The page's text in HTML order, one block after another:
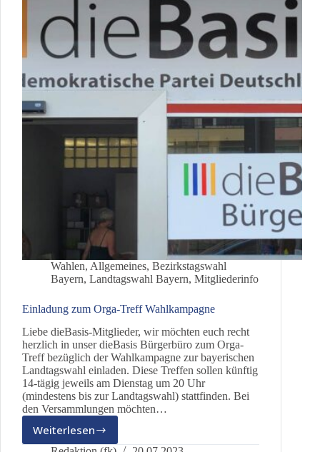
München-
Fürstenried
Wahlen, Allgemeines, Bezirkstagswahl
Bayern, Landtagswahl Bayern, Mitgliederinfo
Einladung zum Orga-Treff Wahlkampagne
Liebe dieBasis-Mitglieder, wir möchten euch recht
herzlich in unser dieBasis Bürgerbüro zum Orga-
Treff bezüglich der Wahlkampagne zur bayerischen
Landtagswahl einladen. Diese Treffen sollen künftig
14-tägig jeweils am Dienstag um 20 Uhr
(mindestens bis zur Landtagswahl) stattfinden. Bei
den Versammlungen möchten…
Weiterlesen
Einladung